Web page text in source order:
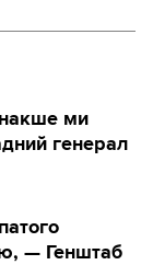
ми
генерал
— Генштаб